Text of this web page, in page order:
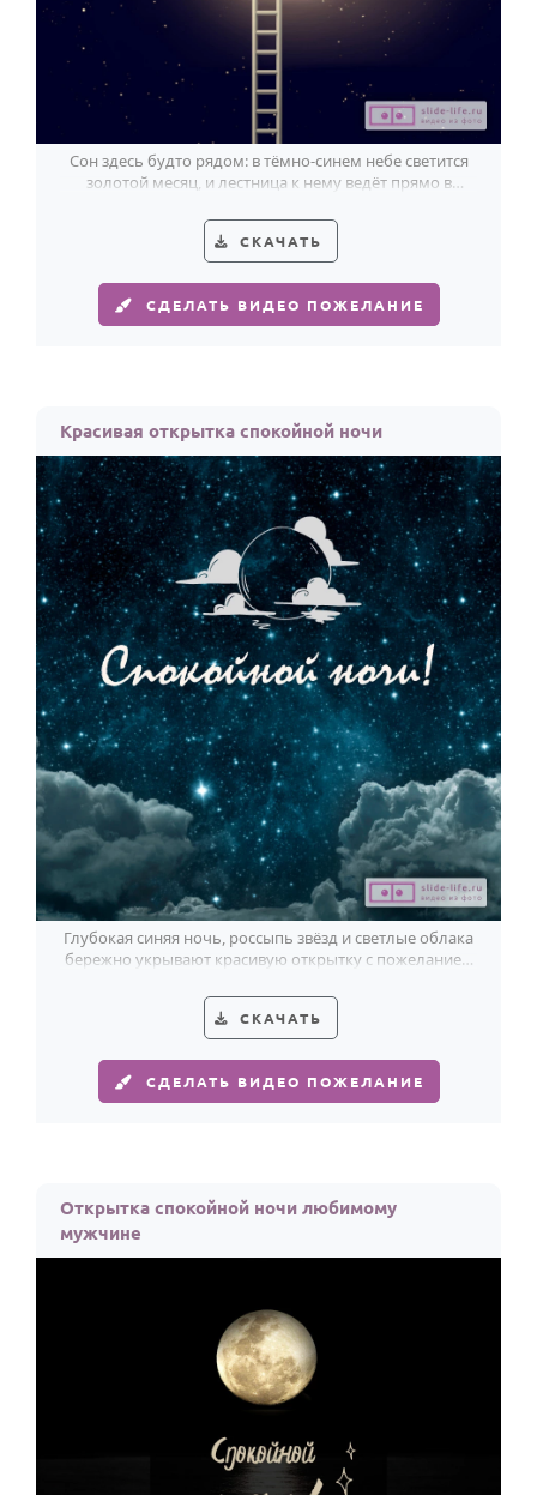
Сон здесь будто рядом: в тёмно-синем небе светится
золотой месяц, и лестница к нему ведёт прямо в
СКАЧАТЬ
СДЕЛАТЬ ВИДЕО ПОЖЕЛАНИЕ
Красивая открытка спокойной ночи
Глубокая синяя ночь, россыпь звёзд и светлые облака
бережно укрывают красивую открытку с пожеланием
СКАЧАТЬ
СДЕЛАТЬ ВИДЕО ПОЖЕЛАНИЕ
Открытка спокойной ночи любимому
мужчине